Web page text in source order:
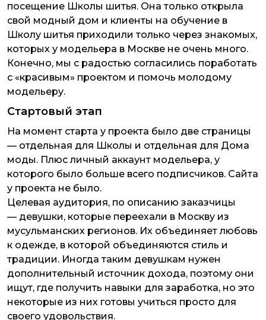
посещение Школы шитья. Она только открыла
свой модный дом и клиенты на обучение в
Школу шитья приходили только через знакомых,
которых у модельера в Москве не очень много.
Конечно, мы с радостью согласились поработать
с «красивым» проектом и помочь молодому
модельеру.
Стартовый этап
На момент старта у проекта было две страницы
— отдельная для Школы и отдельная для Дома
моды. Плюс личный аккаунт модельера, у
которого было больше всего подписчиков. Сайта
у проекта не было.
Целевая аудитория, по описанию заказчицы
— девушки, которые переехали в Москву из
мусульманских регионов. Их объединяет любовь
к одежде, в которой объединяются стиль и
традиции. Иногда таким девушкам нужен
дополнительный источник дохода, поэтому они
ищут, где получить навыки для заработка, но это
некоторые из них готовы учиться просто для
своего удовольствия.